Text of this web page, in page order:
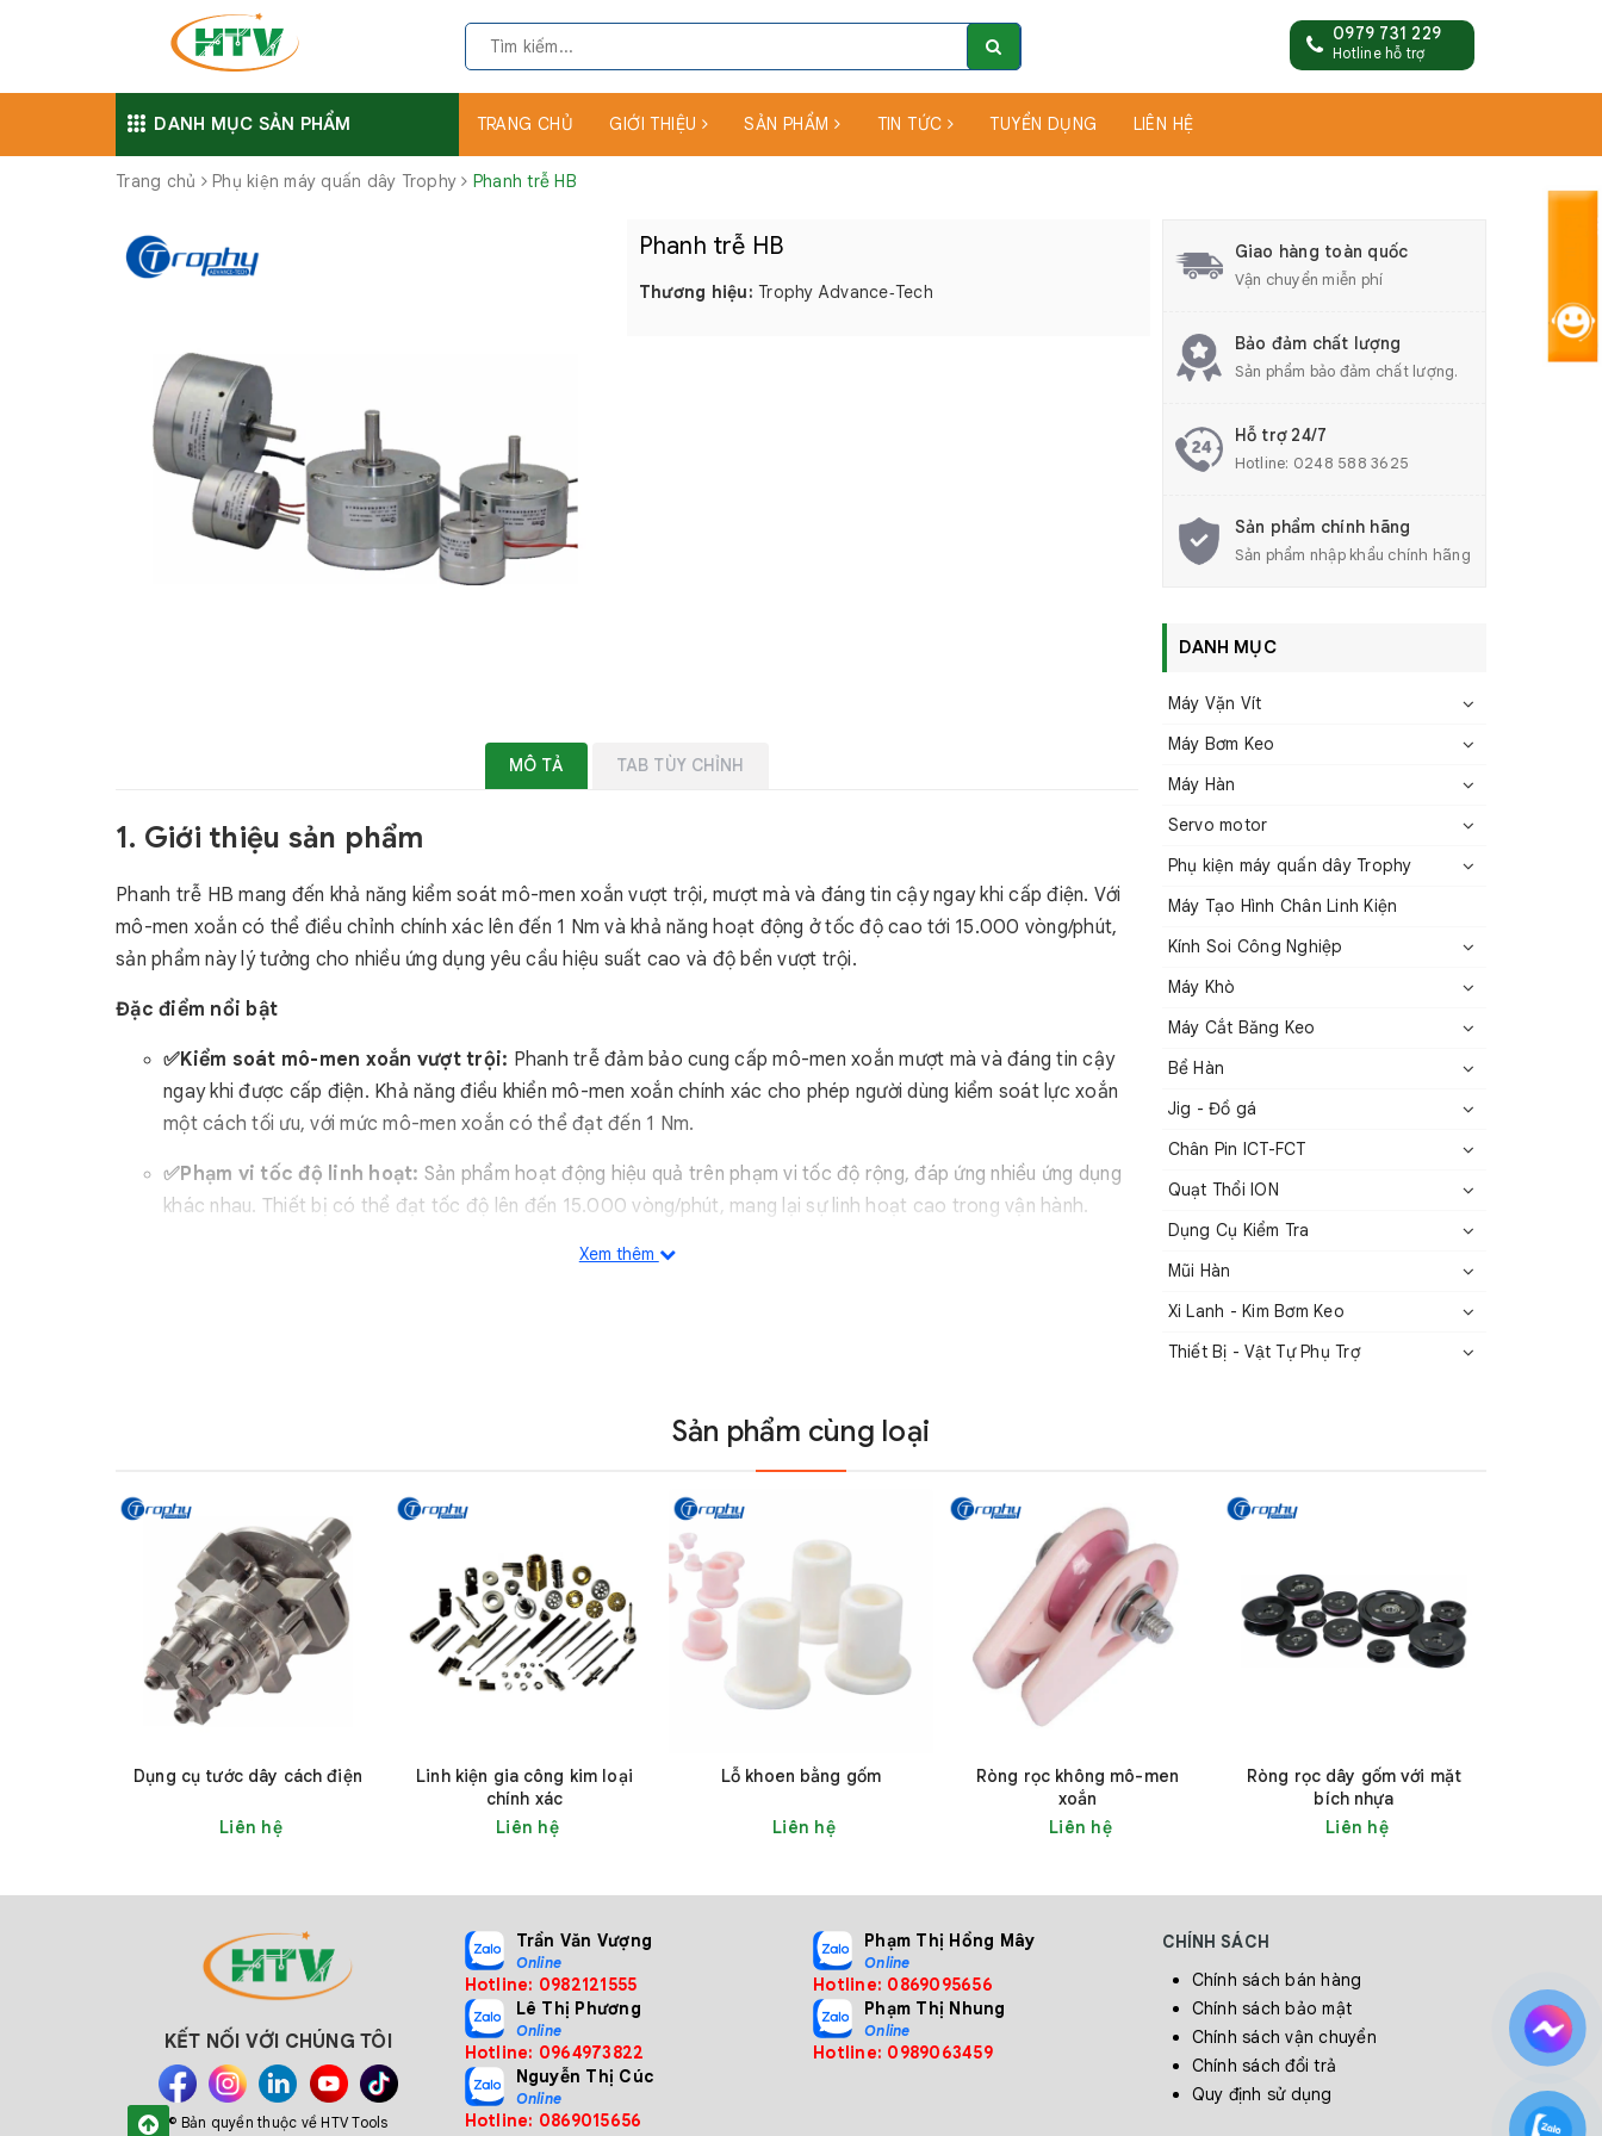
0979 731 229
Hotline hỗ trợ
DANH MỤC SẢN PHẨM TRANG CHỦ GIỚI THIỆU SẢN PHẨM TIN TỨC TUYỂN DỤNG LIÊN HỆ
Trang chủ Phụ kiện máy quấn dây Trophy Phanh trễ HB
Phanh trễ HB
Thương hiệu: Trophy Advance‑Tech
MÔ TẢ TAB TÙY CHỈNH
1. Giới thiệu sản phẩm
Phanh trễ HB mang đến khả năng kiểm soát mô-men xoắn vượt trội, mượt mà và đáng tin cậy ngay khi cấp điện. Với
mô-men xoắn có thể điều chỉnh chính xác lên đến 1 Nm và khả năng hoạt động ở tốc độ cao tới 15.000 vòng/phút,
sản phẩm này lý tưởng cho nhiều ứng dụng yêu cầu hiệu suất cao và độ bền vượt trội.
Đặc điểm nổi bật
✅Kiểm soát mô-men xoắn vượt trội: Phanh trễ đảm bảo cung cấp mô-men xoắn mượt mà và đáng tin cậy
ngay khi được cấp điện. Khả năng điều khiển mô-men xoắn chính xác cho phép người dùng kiểm soát lực xoắn
một cách tối ưu, với mức mô-men xoắn có thể đạt đến 1 Nm.
✅Phạm vi tốc độ linh hoạt: Sản phẩm hoạt động hiệu quả trên phạm vi tốc độ rộng, đáp ứng nhiều ứng dụng
khác nhau. Thiết bị có thể đạt tốc độ lên đến 15.000 vòng/phút, mang lại sự linh hoạt cao trong vận hành.
Được thiết kế để có tuổi thọ cao, sản phẩm giúp giảm thiểu nhu cầu thay thế
2. Thông số kỹ thuật
Xem thêm
Giao hàng toàn quốc
Vận chuyển miễn phí
Bảo đảm chất lượng
Sản phẩm bảo đảm chất lượng.
Hỗ trợ 24/7
Hotline: 0248 588 3625
Sản phẩm chính hãng
Sản phẩm nhập khẩu chính hãng
DANH MỤC
Máy Vặn Vít
Máy Bơm Keo
Máy Hàn
Servo motor
Phụ kiện máy quấn dây Trophy
Máy Tạo Hình Chân Linh Kiện
Kính Soi Công Nghiệp
Máy Khò
Máy Cắt Băng Keo
Bể Hàn
Jig - Đồ gá
Chân Pin ICT-FCT
Quạt Thổi ION
Dụng Cụ Kiểm Tra
Mũi Hàn
Xi Lanh - Kim Bơm Keo
Thiết Bị - Vật Tự Phụ Trợ
Sản phẩm cùng loại
Dụng cụ tước dây cách điện
Liên hệ
Linh kiện gia công kim loại
chính xác
Liên hệ
Lỗ khoen bằng gốm
Liên hệ
Ròng rọc không mô-men
xoắn
Liên hệ
Ròng rọc dây gốm với mặt
bích nhựa
Liên hệ
KẾT NỐI VỚI CHÚNG TÔI
© Bản quyền thuộc về HTV Tools
Trần Văn Vượng
Online
Hotline: 0982121555
Phạm Thị Hồng Mây
Online
Hotline: 0869095656
Lê Thị Phương
Online
Hotline: 0964973822
Phạm Thị Nhung
Online
Hotline: 0989063459
Nguyễn Thị Cúc
Online
Hotline: 0869015656
CHÍNH SÁCH
Chính sách bán hàng
Chính sách bảo mật
Chính sách vận chuyển
Chính sách đổi trả
Quy định sử dụng